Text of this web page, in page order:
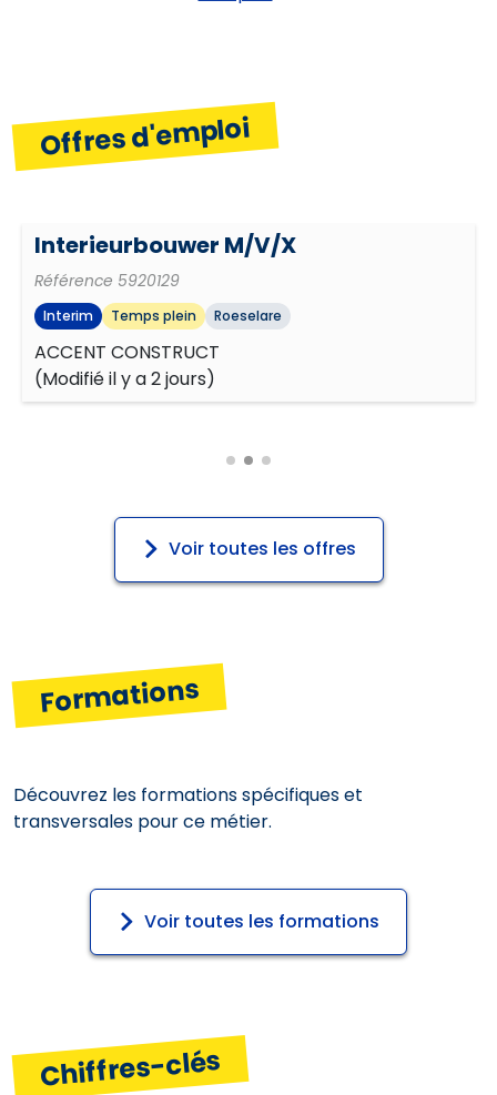
Aperçu commercial
Planifier et organiser
Orientation résultats
Offres d'emploi
Interieurbouwer M/V/X
Référence 5920129
Interim Temps plein Roeselare
ACCENT CONSTRUCT
(Modifié il y a 2 jours)
Voir toutes les offres
Formations
Découvrez les formations spécifiques et
transversales pour ce métier.
Voir toutes les formations
Chiffres-clés